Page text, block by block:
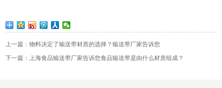
上一篇：物料决定了输送带材质的选择？输送带厂家告诉您
下一篇：上海食品输送带厂家告诉您食品输送带是由什么材质组成？